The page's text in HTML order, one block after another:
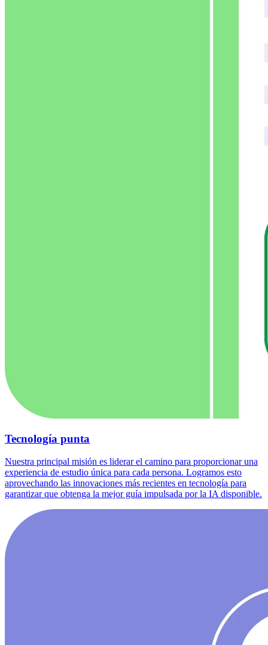
Tecnología punta
Nuestra principal misión es liderar el camino para proporcionar una
experiencia de estudio única para cada persona. Logramos esto
aprovechando las innovaciones más recientes en tecnología para
garantizar que obtenga la mejor guía impulsada por la IA disponible.